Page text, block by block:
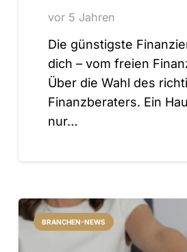
vor 5 Jahren
Die günstigste
dich – vom freien
Über die Wahl des
Finanzberaters. Ein
nur…
BRANCHEN-NEWS